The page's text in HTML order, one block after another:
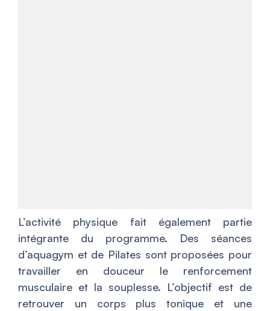
L’activité physique fait également partie
intégrante du programme. Des séances
d’aquagym et de Pilates sont proposées pour
travailler en douceur le renforcement
musculaire et la souplesse. L’objectif est de
retrouver un corps plus tonique et une